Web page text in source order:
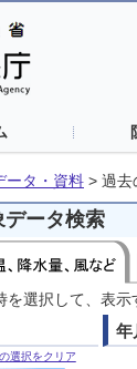
ータ・資料 > 過去
ータ検索
を選択して、表示
選択をクリア
年